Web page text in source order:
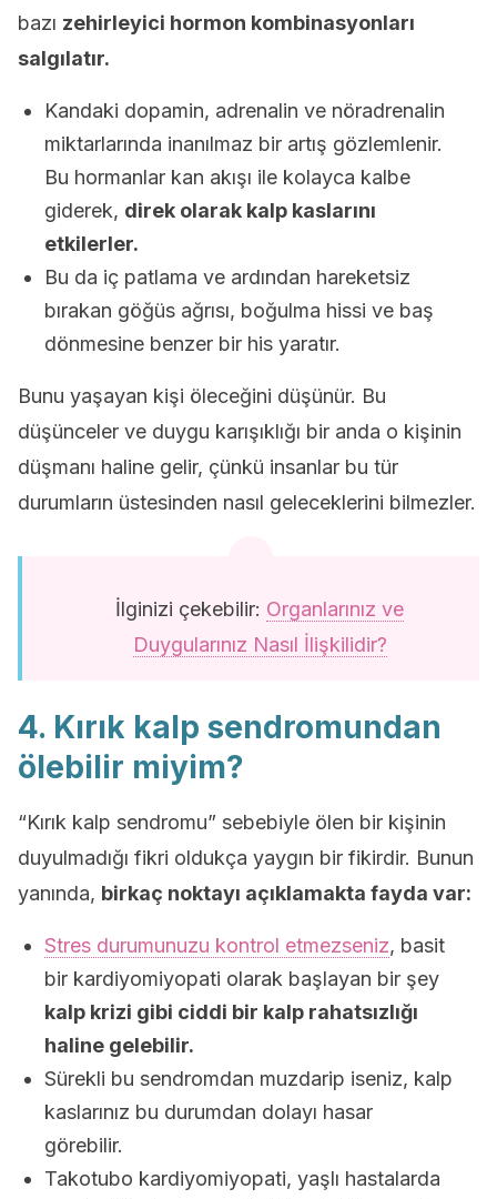
bazı zehirleyici hormon kombinasyonları
salgılatır.
Kandaki dopamin, adrenalin ve nöradrenalin
miktarlarında inanılmaz bir artış gözlemlenir.
Bu hormanlar kan akışı ile kolayca kalbe
giderek, direk olarak kalp kaslarını
etkilerler.
Bu da iç patlama ve ardından hareketsiz
bırakan göğüs ağrısı, boğulma hissi ve baş
dönmesine benzer bir his yaratır.
Bunu yaşayan kişi öleceğini düşünür. Bu
düşünceler ve duygu karışıklığı bir anda o kişinin
düşmanı haline gelir, çünkü insanlar bu tür
durumların üstesinden nasıl geleceklerini bilmezler.
İlginizi çekebilir: Organlarınız ve
Duygularınız Nasıl İlişkilidir?
4. Kırık kalp sendromundan
ölebilir miyim?
“Kırık kalp sendromu” sebebiyle ölen bir kişinin
duyulmadığı fikri oldukça yaygın bir fikirdir. Bunun
yanında, birkaç noktayı açıklamakta fayda var:
Stres durumunuzu kontrol etmezseniz, basit
bir kardiyomiyopati olarak başlayan bir şey
kalp krizi gibi ciddi bir kalp rahatsızlığı
haline gelebilir.
Sürekli bu sendromdan muzdarip iseniz, kalp
kaslarınız bu durumdan dolayı hasar
görebilir.
Takotubo kardiyomiyopati, yaşlı hastalarda